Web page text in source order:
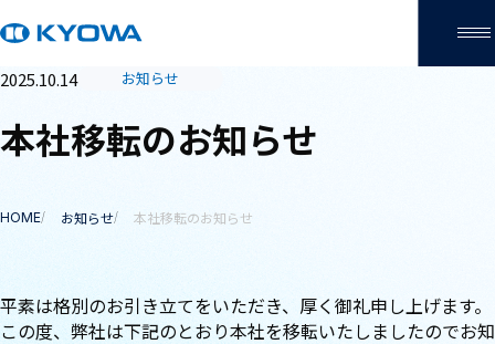
2025.10.14 お知らせ
本社移転のお知らせ
サイト内の現在地
HOME お知らせ 本社移転のお知らせ
平素は格別のお引き立てをいただき、厚く御礼申し上げます。
この度、弊社は下記のとおり本社を移転いたしましたのでお知